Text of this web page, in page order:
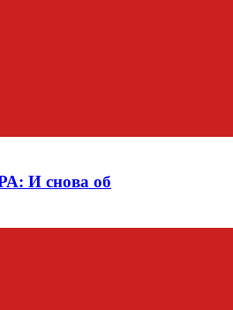
И снова об